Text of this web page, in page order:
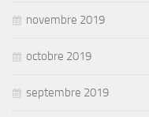
novembre 2019
octobre 2019
septembre 2019